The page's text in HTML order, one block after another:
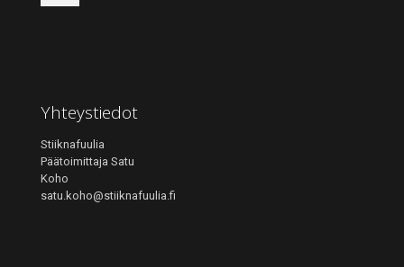
Yhteystiedot
Stiiknafuulia
Päätoimittaja Satu
Koho
satu.koho@stiiknafuulia.fi